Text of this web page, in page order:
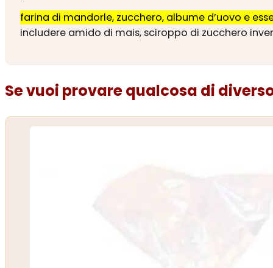
farina di mandorle, zucchero, albume d’uovo e
includere amido di mais, sciroppo di zucchero
Se vuoi provare qualcosa di